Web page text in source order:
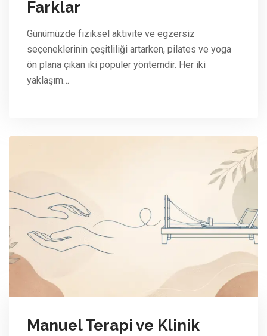
Farklar
Günümüzde fiziksel aktivite ve egzersiz
seçeneklerinin çeşitliliği artarken, pilates ve yoga
ön plana çıkan iki popüler yöntemdir. Her iki
yaklaşım…
Manuel Terapi ve Klinik